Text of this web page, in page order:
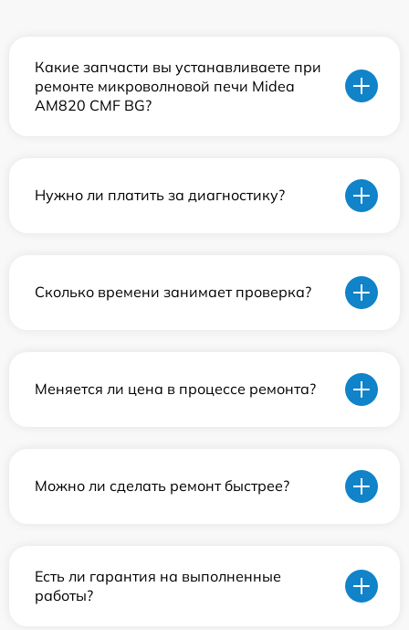
Какие запчасти вы устанавливаете при
ремонте микроволновой печи Midea
AM820 CMF BG?
Нужно ли платить за диагностику?
Сколько времени занимает проверка?
Меняется ли цена в процессе ремонта?
Можно ли сделать ремонт быстрее?
Есть ли гарантия на выполненные
работы?